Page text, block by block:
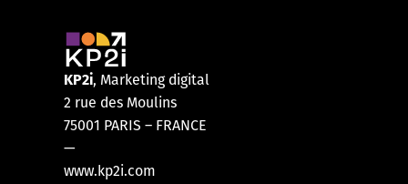
KP2i, Marketing digital
2 rue des Moulins
75001 PARIS – FRANCE
—
www.kp2i.com